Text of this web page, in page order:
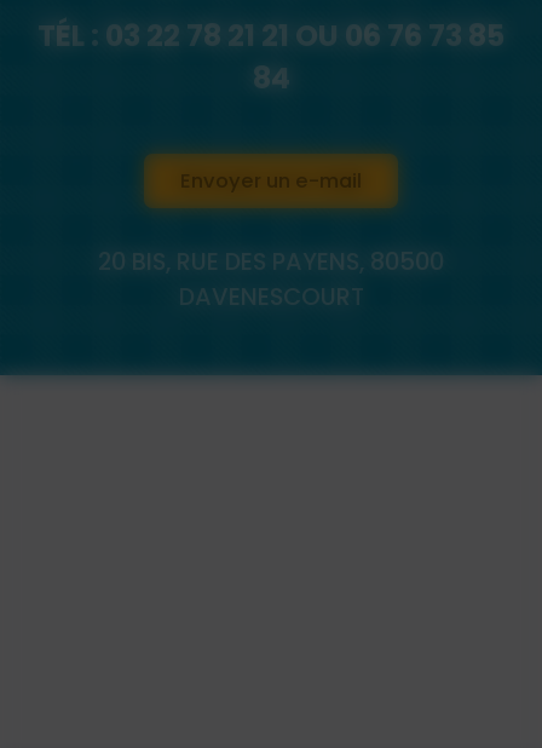
TÉL : 03 22 78 21 21 OU 06 76 73 85
84
Envoyer un e-mail
20 BIS, RUE DES PAYENS, 80500
DAVENESCOURT